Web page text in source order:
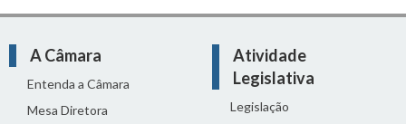
A Câmara
Entenda a Câmara
Mesa Diretora
Atividade
Legislativa
Legislação